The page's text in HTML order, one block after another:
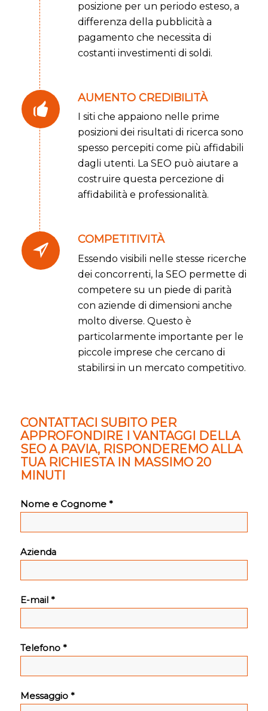
posizione per un periodo esteso, a
differenza della pubblicità a
pagamento che necessita di
costanti investimenti di soldi.
AUMENTO CREDIBILITÀ
I siti che appaiono nelle prime
posizioni dei risultati di ricerca sono
spesso percepiti come più affidabili
dagli utenti. La SEO può aiutare a
costruire questa percezione di
affidabilità e professionalità.
COMPETITIVITÀ
Essendo visibili nelle stesse ricerche
dei concorrenti, la SEO permette di
competere su un piede di parità
con aziende di dimensioni anche
molto diverse. Questo è
particolarmente importante per le
piccole imprese che cercano di
stabilirsi in un mercato competitivo.
CONTATTACI SUBITO PER
APPROFONDIRE I VANTAGGI DELLA
SEO A PAVIA, RISPONDEREMO ALLA
TUA RICHIESTA IN MASSIMO 20
MINUTI
Nome e Cognome *
Azienda
E-mail *
Telefono *
Messaggio *